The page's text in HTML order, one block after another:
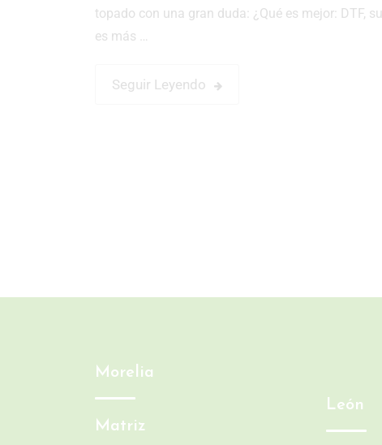
topado con una gran duda: ¿Qué es mejor: DTF,
es más …
Seguir Leyendo
Morelia
Matriz
León